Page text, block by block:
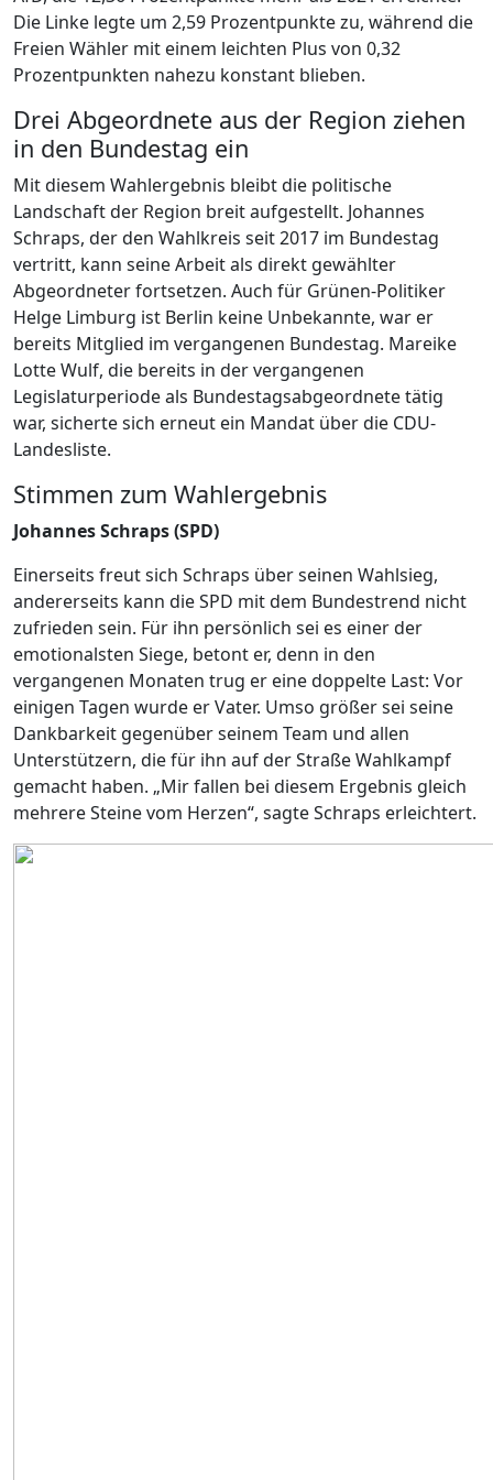
Die Linke legte um 2,59 Prozentpunkte zu, während die
Freien Wähler mit einem leichten Plus von 0,32
Prozentpunkten nahezu konstant blieben.
Drei Abgeordnete aus der Region ziehen
in den Bundestag ein
Mit diesem Wahlergebnis bleibt die politische
Landschaft der Region breit aufgestellt. Johannes
Schraps, der den Wahlkreis seit 2017 im Bundestag
vertritt, kann seine Arbeit als direkt gewählter
Abgeordneter fortsetzen. Auch für Grünen-Politiker
Helge Limburg ist Berlin keine Unbekannte, war er
bereits Mitglied im vergangenen Bundestag. Mareike
Lotte Wulf, die bereits in der vergangenen
Legislaturperiode als Bundestagsabgeordnete tätig
war, sicherte sich erneut ein Mandat über die CDU-
Landesliste.
Stimmen zum Wahlergebnis
Johannes Schraps (SPD)
Einerseits freut sich Schraps über seinen Wahlsieg,
andererseits kann die SPD mit dem Bundestrend nicht
zufrieden sein. Für ihn persönlich sei es einer der
emotionalsten Siege, betont er, denn in den
vergangenen Monaten trug er eine doppelte Last: Vor
einigen Tagen wurde er Vater. Umso größer sei seine
Dankbarkeit gegenüber seinem Team und allen
Unterstützern, die für ihn auf der Straße Wahlkampf
gemacht haben. „Mir fallen bei diesem Ergebnis gleich
mehrere Steine vom Herzen“, sagte Schraps erleichtert.